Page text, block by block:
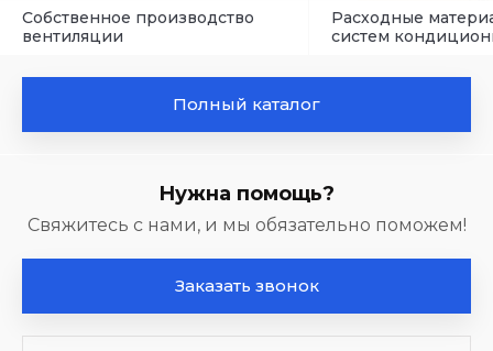
Собственное производство
вентиляции
Расходные
систем
Полный каталог
Нужна помощь?
Свяжитесь с нами, и мы обязательно поможем!
Заказать звонок